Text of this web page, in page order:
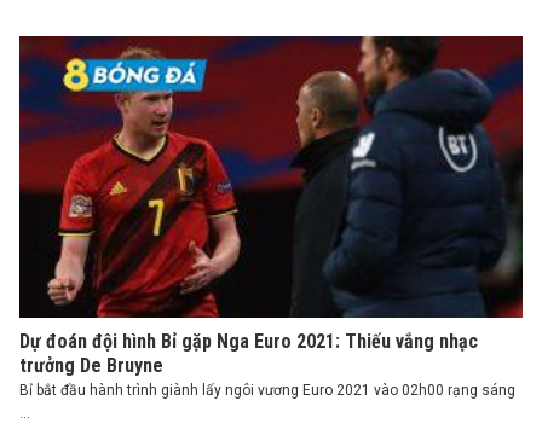
Dự đoán đội hình Bỉ gặp Nga Euro 2021: Thiếu vắng nhạc
trưởng De Bruyne
Bỉ bắt đầu hành trình giành lấy ngôi vương Euro 2021 vào 02h00 rạng sáng
...